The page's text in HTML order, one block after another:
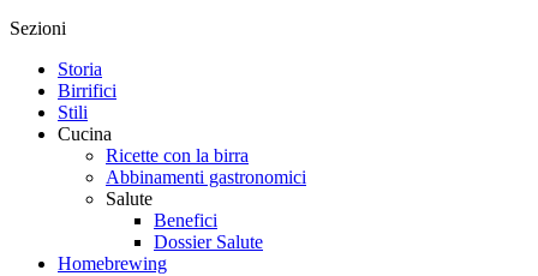
Sezioni
Storia
Birrifici
Stili
Cucina
Ricette con la birra
Abbinamenti gastronomici
Salute
Benefici
Dossier Salute
Homebrewing